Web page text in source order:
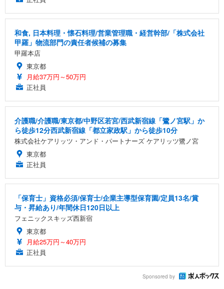
和食, 日本料理・懐石料理/営業管理職・経営幹部/「株式会社
甲羅」物流部門の責任者候補の募集
甲羅本店
東京都
月給37万円～50万円
正社員
介護職/介護職/東京都/中野区若宮/西武新宿線「鷺ノ宮駅」か
ら徒歩12分西武新宿線「都立家政駅」から徒歩10分
株式会社ケアリッツ・アンド・パートナーズ ケアリッツ鷺ノ宮
東京都
正社員
「保育士」資格必須/保育士/企業主導型保育園/定員13名/賞
与・昇給あり/年間休日120日以上
フェニックスキッズ西新宿
東京都
月給25万円～40万円
正社員
Sponsored by